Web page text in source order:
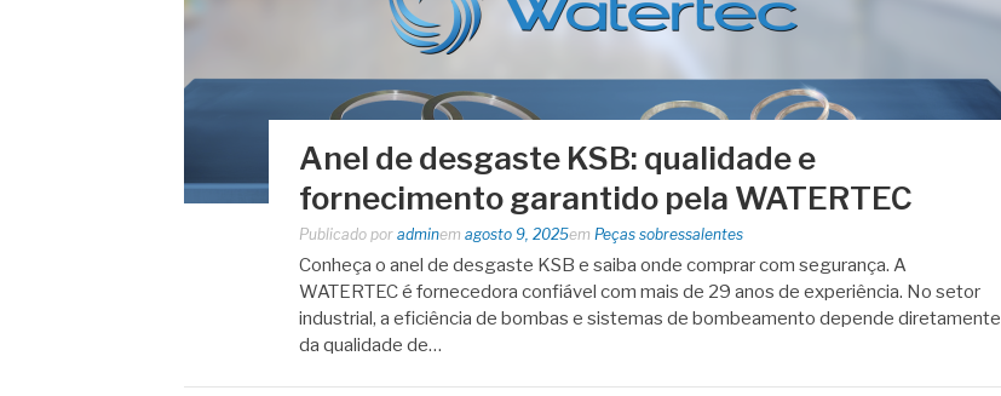
Anel de desgaste KSB: qualidade e
fornecimento garantido pela WATERTEC
Publicado por adminem agosto 9, 2025em Peças sobressalentes
Conheça o anel de desgaste KSB e saiba onde comprar com segurança. A
WATERTEC é fornecedora confiável com mais de 29 anos de experiência. No setor
industrial, a eficiência de bombas e sistemas de bombeamento depende diretamente
da qualidade de…